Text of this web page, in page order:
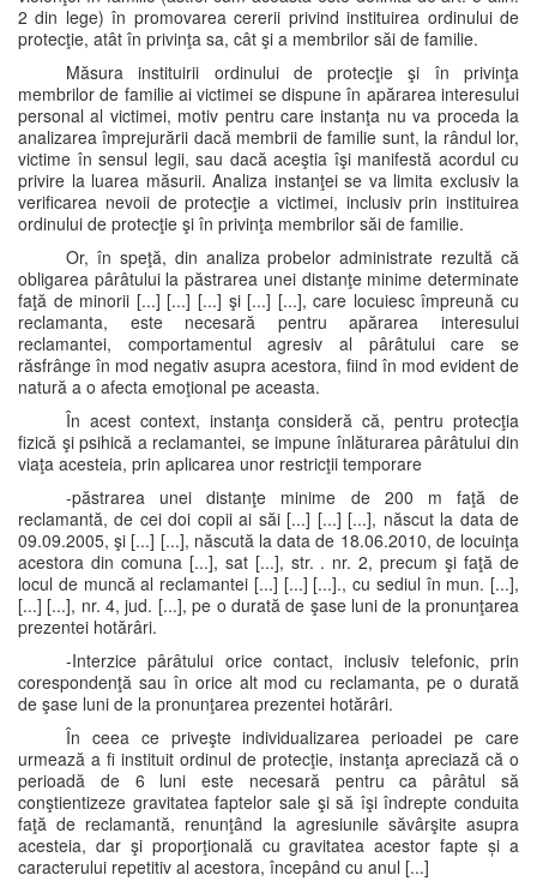
2 din lege) în promovarea cererii privind instituirea ordinului de
protecţie, atât în privinţa sa, cât şi a membrilor săi de familie.
Măsura instituirii ordinului de protecţie şi în privinţa
membrilor de familie ai victimei se dispune în apărarea interesului
personal al victimei, motiv pentru care instanţa nu va proceda la
analizarea împrejurării dacă membrii de familie sunt, la rândul lor,
victime în sensul legii, sau dacă aceştia îşi manifestă acordul cu
privire la luarea măsurii. Analiza instanţei se va limita exclusiv la
verificarea nevoii de protecţie a victimei, inclusiv prin instituirea
ordinului de protecţie şi în privinţa membrilor săi de familie.
Or, în speţă, din analiza probelor administrate rezultă că
obligarea pârâtului la păstrarea unei distanţe minime determinate
faţă de minorii [...] [...] [...] şi [...] [...], care locuiesc împreună cu
reclamanta, este necesară pentru apărarea interesului
reclamantei, comportamentul agresiv al pârâtului care se
răsfrânge în mod negativ asupra acestora, fiind în mod evident de
natură a o afecta emoţional pe aceasta.
În acest context, instanţa consideră că, pentru protecţia
fizică şi psihică a reclamantei, se impune înlăturarea pârâtului din
viaţa acesteia, prin aplicarea unor restricţii temporare
-păstrarea unei distanţe minime de 200 m faţă de
reclamantă, de cei doi copii ai săi [...] [...] [...], născut la data de
09.09.2005, şi [...] [...], născută la data de 18.06.2010, de locuinţa
acestora din comuna [...], sat [...], str. . nr. 2, precum şi faţă de
locul de muncă al reclamantei [...] [...] [...]., cu sediul în mun. [...],
[...] [...], nr. 4, jud. [...], pe o durată de şase luni de la pronunţarea
prezentei hotărâri.
-Interzice pârâtului orice contact, inclusiv telefonic, prin
corespondenţă sau în orice alt mod cu reclamanta, pe o durată
de şase luni de la pronunţarea prezentei hotărâri.
În ceea ce priveşte individualizarea perioadei pe care
urmează a fi instituit ordinul de protecţie, instanţa apreciază că o
perioadă de 6 luni este necesară pentru ca pârâtul să
conştientizeze gravitatea faptelor sale şi să îşi îndrepte conduita
faţă de reclamantă, renunţând la agresiunile săvârşite asupra
acesteia, dar şi proporţională cu gravitatea acestor fapte și a
caracterului repetitiv al acestora, începând cu anul [...]